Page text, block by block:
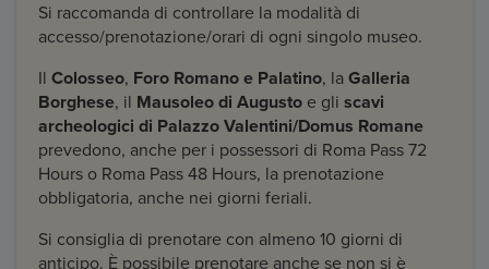
Si raccomanda di controllare la modalità di
accesso/prenotazione/orari di ogni singolo museo.
Il Colosseo, Foro Romano e Palatino, la Galleria
Borghese, il Mausoleo di Augusto e gli scavi
archeologici di Palazzo Valentini/Domus Romane
prevedono, anche per i possessori di Roma Pass 72
Hours o Roma Pass 48 Hours, la prenotazione
obbligatoria, anche nei giorni feriali.
Si consiglia di prenotare con almeno 10 giorni di
anticipo. È possibile prenotare anche se non si è